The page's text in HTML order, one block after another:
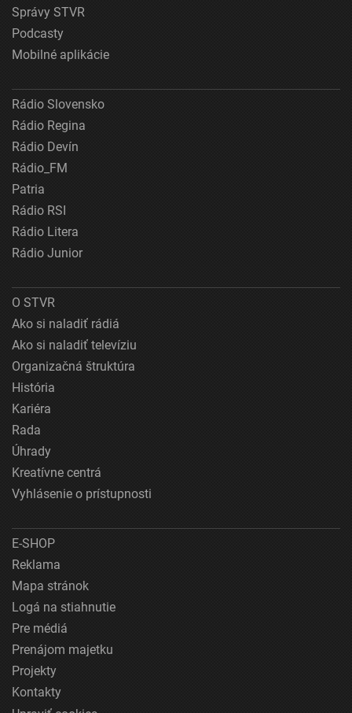
Správy STVR
Podcasty
Mobilné aplikácie
Rádio Slovensko
Rádio Regina
Rádio Devín
Rádio_FM
Patria
Rádio RSI
Rádio Litera
Rádio Junior
O STVR
Ako si naladiť rádiá
Ako si naladiť televíziu
Organizačná štruktúra
História
Kariéra
Rada
Úhrady
Kreatívne centrá
Vyhlásenie o prístupnosti
E-SHOP
Reklama
Mapa stránok
Logá na stiahnutie
Pre médiá
Prenájom majetku
Projekty
Kontakty